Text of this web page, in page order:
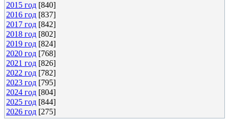
2015 год [840]
2016 год [837]
2017 год [842]
2018 год [802]
2019 год [824]
2020 год [768]
2021 год [826]
2022 год [782]
2023 год [795]
2024 год [804]
2025 год [844]
2026 год [275]